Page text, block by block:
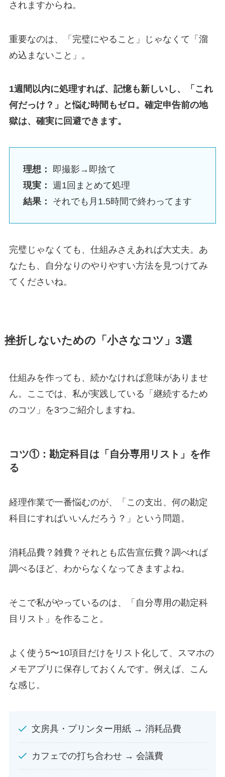
されますからね。
重要なのは、「完璧にやること」じゃなくて「溜
め込まないこと」。
1週間以内に処理すれば、記憶も新しいし、「これ
何だっけ？」と悩む時間もゼロ。確定申告前の地
獄は、確実に回避できます。
理想：
即撮影→即捨て
現実： 週1回まとめて処理
結果：
それでも月1.5時間で終わってます
完璧じゃなくても、仕組みさえあれば大丈夫。あ
なたも、自分なりのやりやすい方法を見つけてみ
てくださいね。
挫折しないための「小さなコツ」3選
仕組みを作っても、続かなければ意味がありませ
ん。ここでは、私が実践している「継続するため
のコツ」を3つご紹介しますね。
コツ①：勘定科目は「自分専用リスト」を作
る
経理作業で一番悩むのが、「この支出、何の勘定
科目にすればいいんだろう？」という問題。
消耗品費？雑費？それとも広告宣伝費？調べれば
調べるほど、わからなくなってきますよね。
そこで私がやっているのは、「自分専用の勘定科
目リスト」を作ること。
よく使う5〜10項目だけをリスト化して、スマホの
メモアプリに保存しておくんです。例えば、こん
な感じ。
文房具・プリンター用紙 → 消耗品費
カフェでの打ち合わせ → 会議費